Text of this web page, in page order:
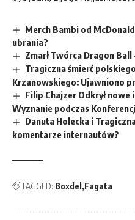
Merch Bambi od
ubrania?
Zmarł Twórca Dragon Ball
Tragiczna śmierć
Krzanowskiego: Ujawniono
Filip Chajzer Odkrył
Wyznanie podczas
Danuta Holecka i
komentarze internautów?
TAGGED: Boxdel Fagata